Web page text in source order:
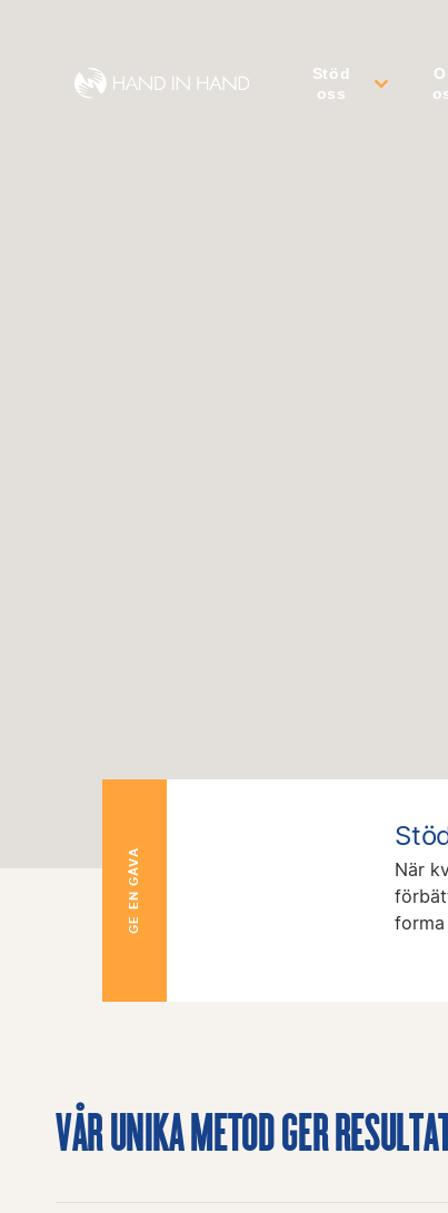
Stöd
oss
GE EN GÅVA
När
forma
VÅR UNIKA METOD GER